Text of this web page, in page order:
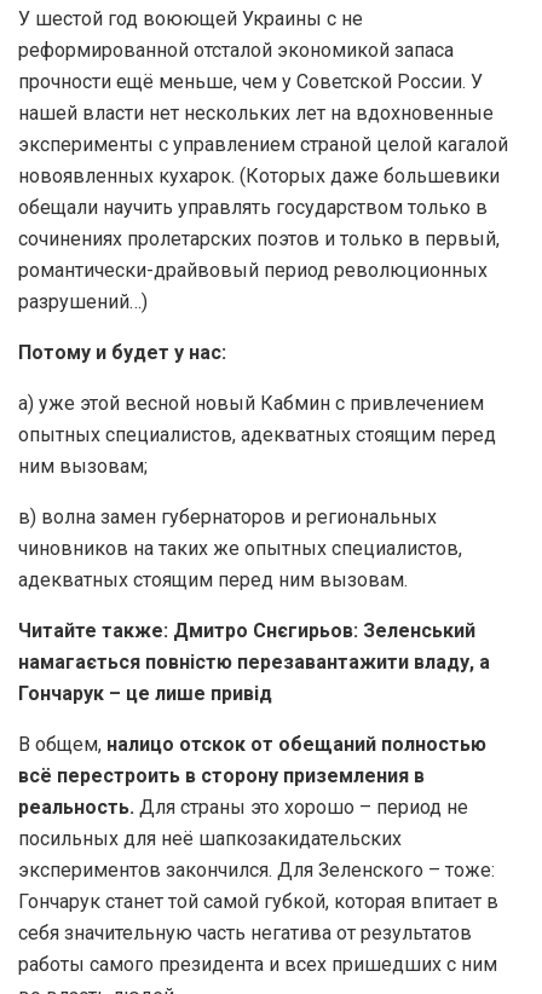
У шестой год воюющей Украины с не
реформированной отсталой экономикой запаса
прочности ещё меньше, чем у Советской России. У
нашей власти нет нескольких лет на вдохновенные
эксперименты с управлением страной целой кагалой
новоявленных кухарок. (Которых даже большевики
обещали научить управлять государством только в
сочинениях пролетарских поэтов и только в первый,
романтически-драйвовый период революционных
разрушений…)
Потому и будет у нас:
а) уже этой весной новый Кабмин с привлечением
опытных специалистов, адекватных стоящим перед
ним вызовам;
в) волна замен губернаторов и региональных
чиновников на таких же опытных специалистов,
адекватных стоящим перед ним вызовам.
Читайте также: Дмитро Снєгирьов: Зеленський
намагається повністю перезавантажити владу, а
Гончарук – це лише привід
В общем, налицо отскок от обещаний полностью
всё перестроить в сторону приземления в
реальность. Для страны это хорошо – период не
посильных для неё шапкозакидательских
экспериментов закончился. Для Зеленского – тоже:
Гончарук станет той самой губкой, которая впитает в
себя значительную часть негатива от результатов
работы самого президента и всех пришедших с ним